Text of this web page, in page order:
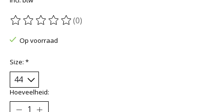
De beoordeling van dit product is
(0)
Op voorraad
Size: *
Hoeveelheid: